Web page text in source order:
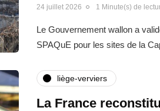
24 juillet 2026 1 Minute(s) de
Le Gouvernement wallon a
SPAQuE pour les sites de la
liège-verviers
La France